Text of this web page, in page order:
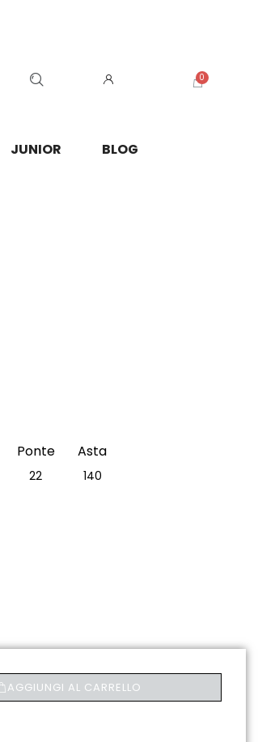
JUNIOR BLOG
Ponte
22
Asta
140
AGGIUNGI AL CARRELLO